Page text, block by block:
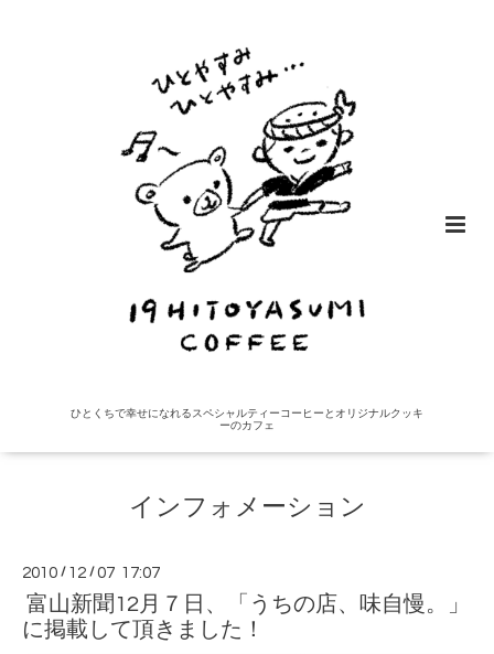
ひとくちで幸せになれるスペシャルティーコーヒーとオリジナルクッキ
ーのカフェ
インフォメーション
2010 / 12 /07 17:07
富山新聞12月７日、「うちの店、味自慢。」
に掲載して頂きました！